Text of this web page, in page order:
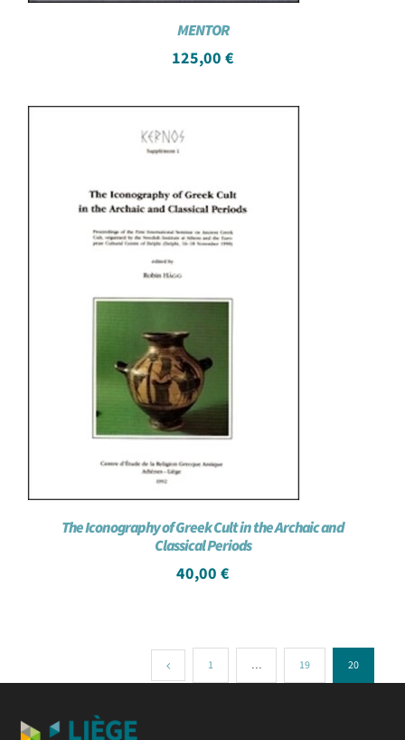
MENTOR
125,00 €
The Iconography of Greek Cult in the Archaic and
Classical Periods
40,00 €
1 … 19 20